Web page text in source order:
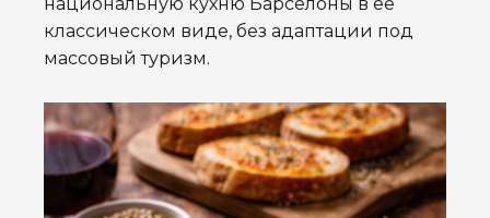
национальную кухню Барселоны в её
классическом виде, без адаптации под
массовый туризм.